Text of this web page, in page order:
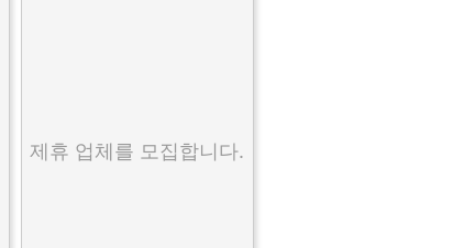
제휴 업체를 모집합니다.